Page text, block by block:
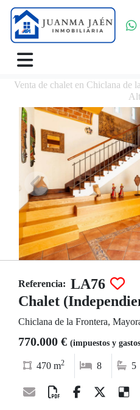
Venta de chalet en Chiclana de
Referencia: LA76
Chalet
Chiclana de la Frontera,
770.000 € (impuestos y
470 m2 8 5